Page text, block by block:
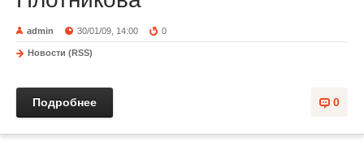
admin 30/01/09, 14:00 0
Новости (RSS)
0
Подробнее